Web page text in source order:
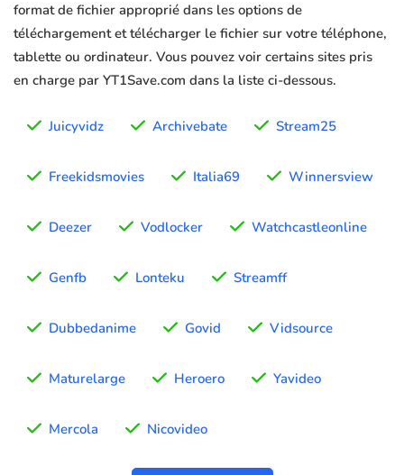
format de fichier approprié dans les options de
téléchargement et télécharger le fichier sur votre téléphone,
tablette ou ordinateur. Vous pouvez voir certains sites pris
en charge par YT1Save.com dans la liste ci-dessous.
Juicyvidz Archivebate Stream25
Freekidsmovies Italia69 Winnersview
Deezer Vodlocker Watchcastleonline
Genfb Lonteku Streamff
Dubbedanime Govid Vidsource
Maturelarge Heroero Yavideo
Mercola Nicovideo